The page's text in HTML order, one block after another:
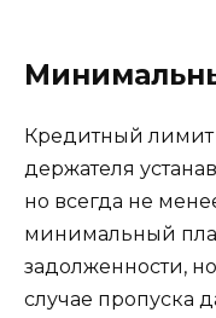
Кредитный лимит
держателя
но всегда не
минимальный
задолженности,
случае пропуска